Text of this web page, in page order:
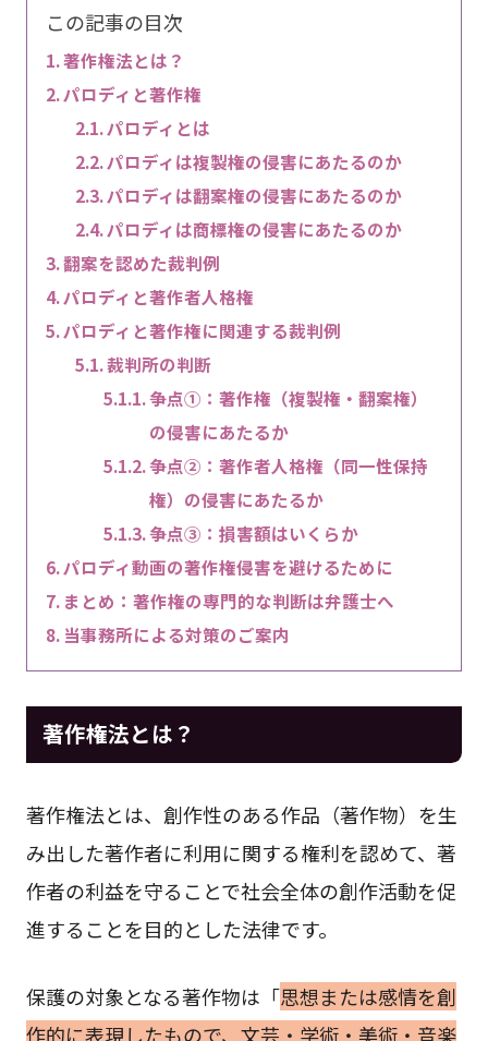
この記事の目次
著作権法とは？
パロディと著作権
パロディとは
パロディは複製権の侵害にあたるのか
パロディは翻案権の侵害にあたるのか
パロディは商標権の侵害にあたるのか
翻案を認めた裁判例
パロディと著作者人格権
パロディと著作権に関連する裁判例
裁判所の判断
争点➀：著作権（複製権・翻案権）
の侵害にあたるか
争点➁：著作者人格権（同一性保持
権）の侵害にあたるか
争点③：損害額はいくらか
パロディ動画の著作権侵害を避けるために
まとめ：著作権の専門的な判断は弁護士へ
当事務所による対策のご案内
著作権法とは？
著作権法とは、創作性のある作品（著作物）を生
み出した著作者に利用に関する権利を認めて、著
作者の利益を守ることで社会全体の創作活動を促
進することを目的とした法律です。
保護の対象となる著作物は「思想または感情を創
作的に表現したもので、文芸・学術・美術・音楽